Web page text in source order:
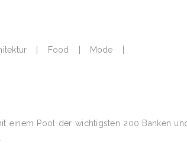
Architektur | Food | Mode |
einem Pool der wichtigsten 200 Banken